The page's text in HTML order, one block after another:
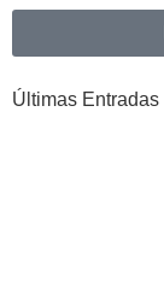
Últimas Entradas